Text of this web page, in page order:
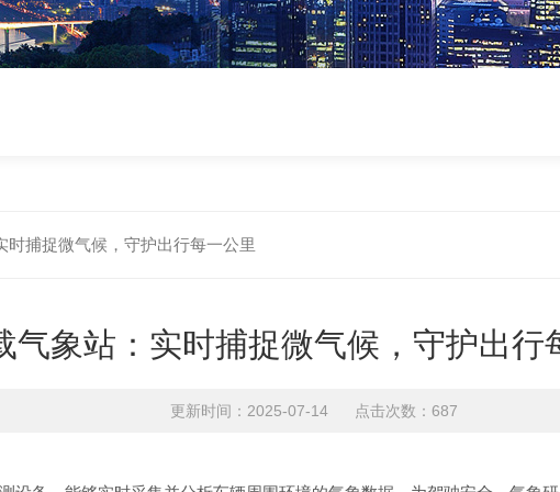
时捕捉微气候，守护出行每一公里
气象站：实时捕捉微气候，守护出行
更新时间：2025-07-14 点击次数：687